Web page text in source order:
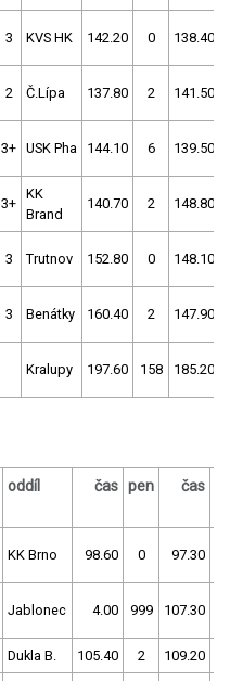
3 KVS HK 142.20 0 138.40
2 Č.Lípa 137.80 2 141.50
3+ USK Pha 144.10 6 139.50
3+
KK
Brand
140.70 2 148.80
3 Trutnov 152.80 0 148.10
3 Benátky 160.40 2 147.90
Kralupy 197.60 158 185.20
oddíl čas pen čas
KK Brno 98.60 0 97.30
Jablonec 4.00 999 107.30
Dukla B. 105.40 2 109.20